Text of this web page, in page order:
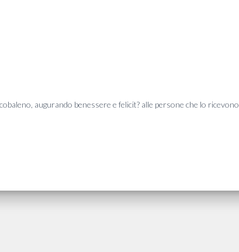
augurando benessere e felicit? alle persone che lo